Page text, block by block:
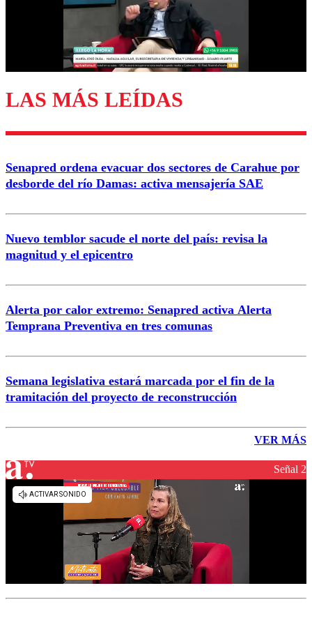
Enviar comentario
LAS MÁS LEÍDAS
Senapred ordena evacuar dos sectores de Carahue por
desborde del río Damas: activa mensajería SAE
Nuevo temblor sacude el norte del país: revisa la
magnitud y el epicentro
Alerta por calor extremo: Senapred activa Alerta
Temprana Preventiva en tres comunas
Semana legislativa estará marcada por el fin de la
tramitación del proyecto de reconstrucción
VER MÁS
Señal 2